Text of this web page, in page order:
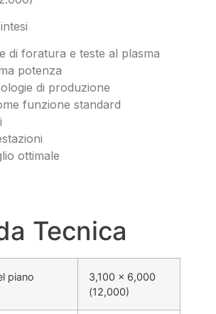
di foratura e teste al plasma
potenza
di produzione
funzione standard
ottimale
Tecnica
piano
3,100 x 6,000
(12,000)